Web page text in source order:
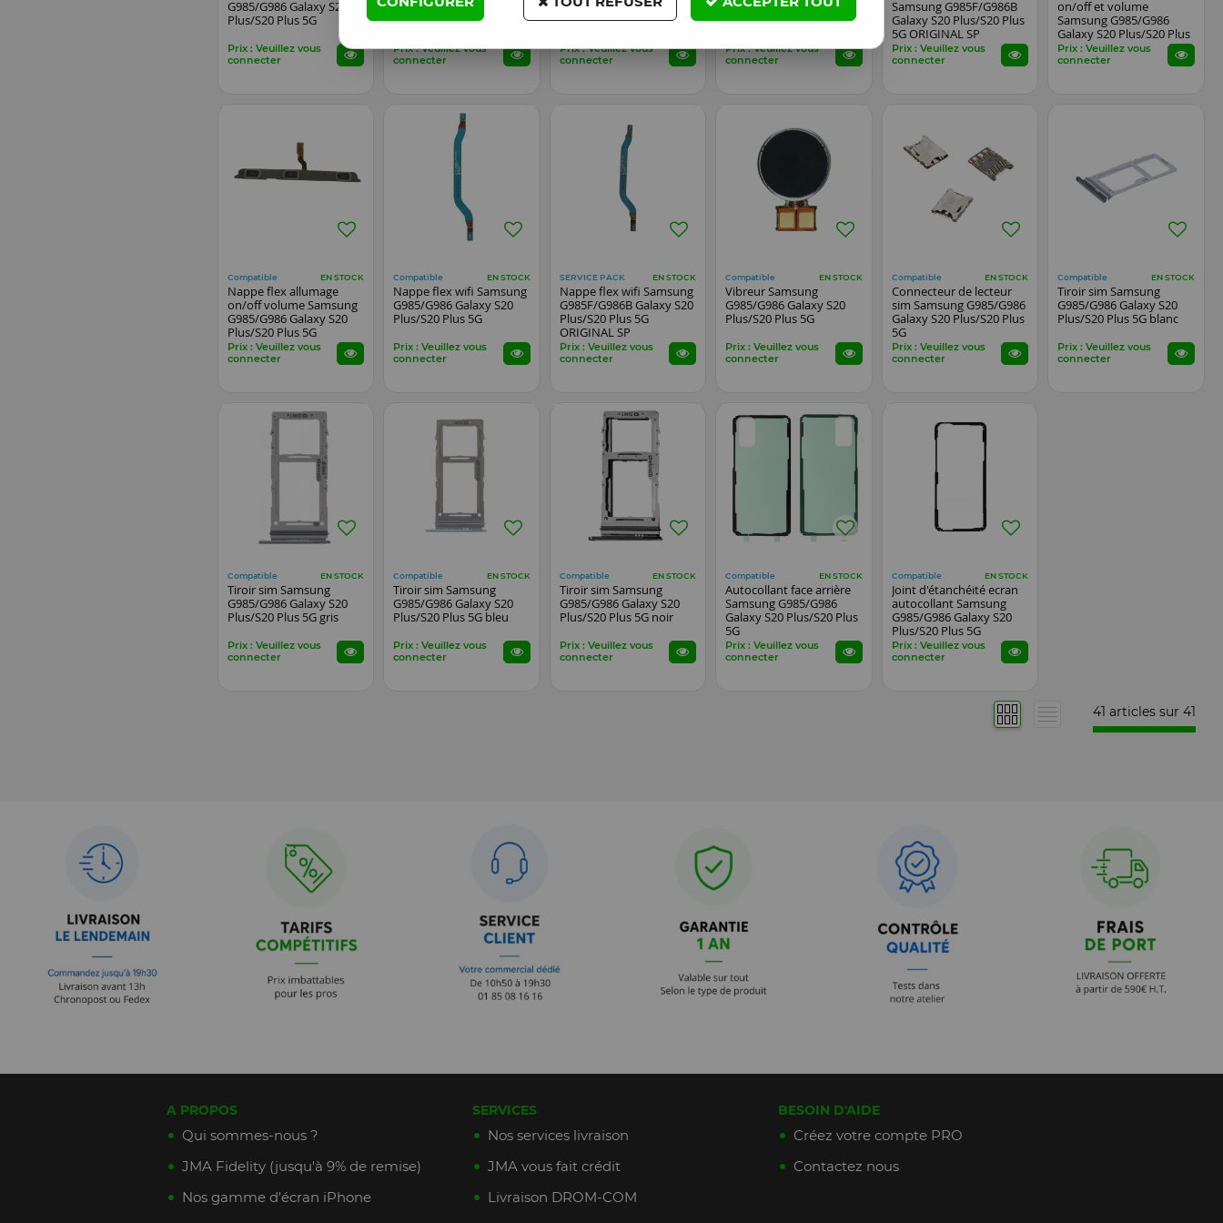
G985/G986 Galaxy S20
Plus/S20 Plus 5G
Prix : Veuillez vous
connecter
Samsung G985/G986
Galaxy S20 Plus/S20 Plus
Prix : Veuillez vous
connecter
charge sans fil
(induction) Samsung
Plus/S20 Plus 5G
Prix : Veuillez vous
connecter
vers ecran Samsung
G985/G986 Galaxy S20
Prix : Veuillez vous
connecter
Samsung G985F/G986B
Galaxy S20 Plus/S20 Plus
5G ORIGINAL SP
Prix : Veuillez vous
connecter
on/off et volume
Samsung G985/G986
Galaxy S20 Plus/S20 Plus
5G
Prix : Veuillez vous
connecter
Compatible EN STOCK
Nappe flex allumage
on/off volume Samsung
G985/G986 Galaxy S20
Plus/S20 Plus 5G
Prix : Veuillez vous
connecter
Compatible EN STOCK
Nappe flex wifi Samsung
G985/G986 Galaxy S20
Plus/S20 Plus 5G
Prix : Veuillez vous
connecter
SERVICE PACK EN STOCK
Nappe flex wifi Samsung
G985F/G986B Galaxy S20
Plus/S20 Plus 5G
ORIGINAL SP
Prix : Veuillez vous
connecter
Compatible EN STOCK
Vibreur Samsung
G985/G986 Galaxy S20
Plus/S20 Plus 5G
Prix : Veuillez vous
connecter
Compatible EN STOCK
Connecteur de lecteur
sim Samsung G985/G986
Galaxy S20 Plus/S20 Plus
5G
Prix : Veuillez vous
connecter
Compatible EN STOCK
Tiroir sim Samsung
G985/G986 Galaxy S20
Plus/S20 Plus 5G blanc
Prix : Veuillez vous
connecter
Compatible EN STOCK
Tiroir sim Samsung
G985/G986 Galaxy S20
Plus/S20 Plus 5G gris
Prix : Veuillez vous
connecter
Compatible EN STOCK
Tiroir sim Samsung
G985/G986 Galaxy S20
Plus/S20 Plus 5G bleu
Prix : Veuillez vous
connecter
Compatible EN STOCK
Tiroir sim Samsung
G985/G986 Galaxy S20
Plus/S20 Plus 5G noir
Prix : Veuillez vous
connecter
Compatible EN STOCK
Autocollant face arrière
Samsung G985/G986
Galaxy S20 Plus/S20 Plus
5G
Prix : Veuillez vous
connecter
Compatible EN STOCK
Joint d'étanchéité ecran
autocollant Samsung
G985/G986 Galaxy S20
Plus/S20 Plus 5G
Prix : Veuillez vous
connecter
41 articles sur 41
A PROPOS
Qui sommes-nous ?
JMA Fidelity (jusqu'à 9% de remise)
Nos gamme d'écran iPhone
SERVICES
Nos services livraison
JMA vous fait crédit
Livraison DROM-COM
BESOIN D'AIDE
Créez votre compte PRO
Contactez nous